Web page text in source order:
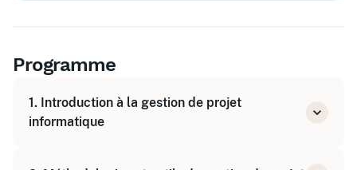
Programme
1. Introduction à la gestion de projet
informatique